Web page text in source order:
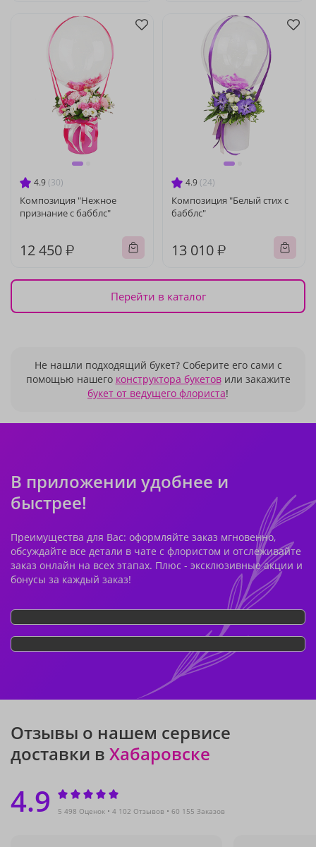
4.9 (30)
Композиция "Нежное
признание с бабблс"
12 450 ₽
4.9 (24)
Композиция "Белый стих с
бабблс"
13 010 ₽
Перейти в каталог
Не нашли подходящий букет? Соберите его сами с
помощью нашего конструктора букетовили закажите
букет от ведущего флориста!
В приложении удобнее и
быстрее!
Преимущества для Вас: оформляйте заказ мгновенно,
обсуждайте все детали в чате с флористом и отслеживайте
заказ онлайн на всех этапах. Плюс - эксклюзивные акции и
бонусы за каждый заказ!
Отзывы о нашем сервисе
доставки в Хабаровске
4.9 5 498 Оценок 4 102 Отзывов 60 155 Заказов